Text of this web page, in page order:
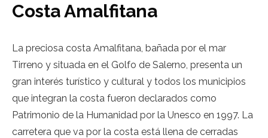
Costa Amalfitana
La preciosa costa Amalfitana, bañada por el mar
Tirreno y situada en el Golfo de Salerno, presenta un
gran interés turístico y cultural y todos los municipios
que integran la costa fueron declarados como
Patrimonio de la Humanidad por la Unesco en 1997. La
carretera que va por la costa está llena de cerradas